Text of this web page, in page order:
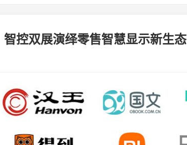
控双展演绎零售智慧显示新生态